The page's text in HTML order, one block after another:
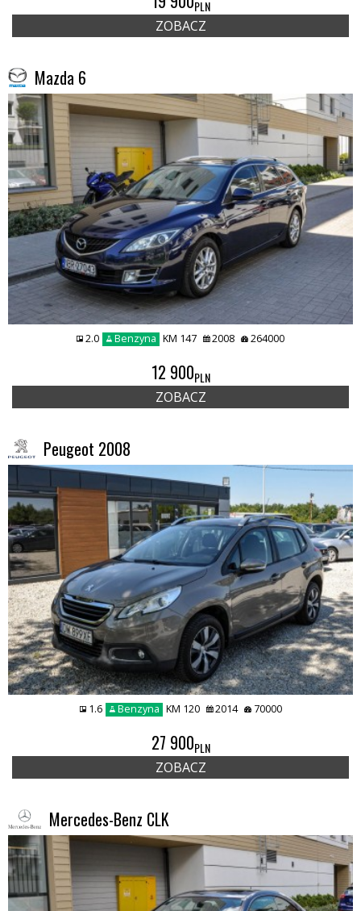
PLN
ZOBACZ
Mazda 6
2.0 Benzyna KM 147 2008 264000
12 900PLN
ZOBACZ
Peugeot 2008
1.6 Benzyna KM 120 2014 70000
27 900PLN
ZOBACZ
Mercedes-Benz CLK